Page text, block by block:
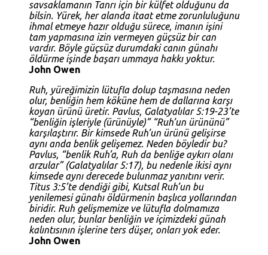
savsaklamanın Tanrı için bir külfet olduğunu da
bilsin. Yürek, her alanda itaat etme zorunluluğunu
ihmal etmeye hazır olduğu sürece, imanın işini
tam yapmasına izin vermeyen güçsüz bir can
vardır. Böyle güçsüz durumdaki canın günahı
öldürme işinde başarı ummaya hakkı yoktur.
John Owen
Ruh, yüreğimizin lütufla dolup taşmasına neden
olur, benliğin hem köküne hem de dallarına karşı
koyan ürünü üretir. Pavlus, Galatyalılar 5:19-23’te
“benliğin işleriyle (ürünüyle)” “Ruh’un ürününü”
karşılaştırır. Bir kimsede Ruh’un ürünü gelişirse
aynı anda benlik gelişemez. Neden böyledir bu?
Pavlus, “benlik Ruh’a, Ruh da benliğe aykırı olanı
arzular” (Galatyalılar 5:17), bu nedenle ikisi aynı
kimsede aynı derecede bulunmaz yanıtını verir.
Titus 3:5’te dendiği gibi, Kutsal Ruh’un bu
yenilemesi günahı öldürmenin başlıca yollarından
biridir. Ruh gelişmemize ve lütufla dolmamıza
neden olur, bunlar benliğin ve içimizdeki günah
kalıntısının işlerine ters düşer, onları yok eder.
John Owen